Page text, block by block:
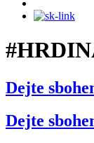
Dejte
Dejte